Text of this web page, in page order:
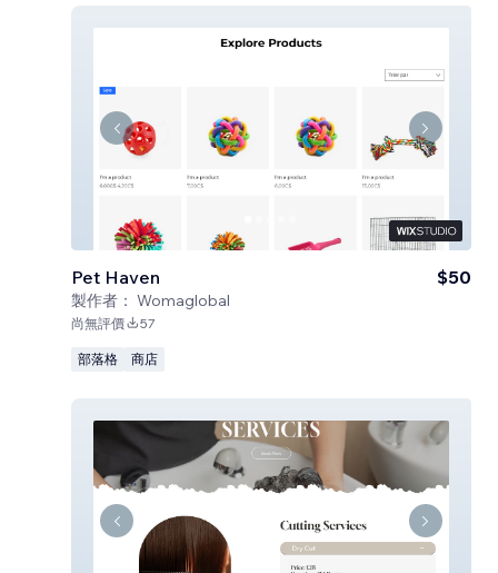
Pet Haven
製作者： Womaglobal
$50
尚無評價 57
部落格 商店